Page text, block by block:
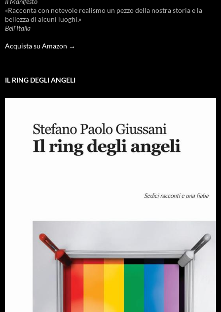
«Racconta con notevole realismo un pezzo della nostra storia e la
bellezza di alcuni luoghi.»
Bell'Italia
Acquista su Amazon →
IL RING DEGLI ANGELI